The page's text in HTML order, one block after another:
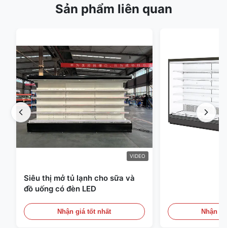
Sản phẩm liên quan
VIDEO
Siêu thị mở tủ lạnh cho sữa và
đồ uống có đèn LED
Nhận giá tốt nhất Nhận